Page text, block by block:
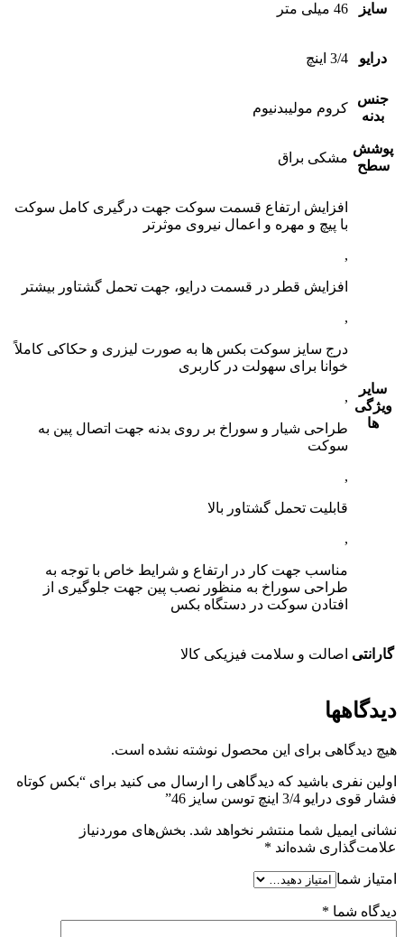
سایز 46 میلی متر
درایو 3/4 اینچ
جنس
بدنه
کروم مولیبدنیوم
پوشش
سطح
مشکی براق
سایر
ویژگی
ها
افزایش ارتفاع قسمت سوکت جهت درگیری کامل سوکت
با پیچ و مهره و اعمال نیروی موثرتر
,
افزایش قطر در قسمت درایو، جهت تحمل گشتاور بیشتر
,
درج سایز سوکت بکس ها به صورت لیزری و حکاکی کاملاً
خوانا برای سهولت در کاربری
,
طراحی شیار و سوراخ بر روی بدنه جهت اتصال پین به
سوکت
,
قابلیت تحمل گشتاور بالا
,
مناسب جهت کار در ارتفاع و شرایط خاص با توجه به
طراحی سوراخ به منظور نصب پین جهت جلوگیری از
افتادن سوکت در دستگاه بکس
گارانتی اصالت و سلامت فیزیکی کالا
دیدگاهها
هیچ دیدگاهی برای این محصول نوشته نشده است.
اولین نفری باشید که دیدگاهی را ارسال می کنید برای “بکس کوتاه
فشار قوی درایو 3/4 اینچ توسن سایز 46”
نشانی ایمیل شما منتشر نخواهد شد. بخش‌های موردنیاز
علامت‌گذاری شده‌اند *
امتیاز شما
دیدگاه شما *